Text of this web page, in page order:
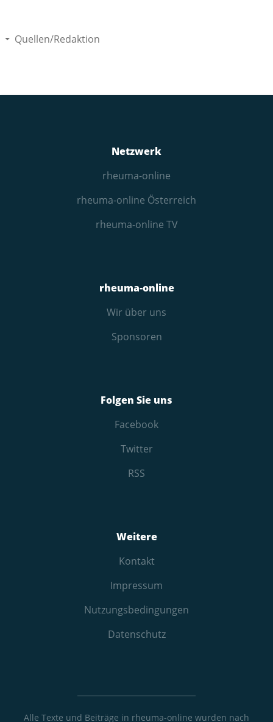
Quellen/Redaktion
Netzwerk
rheuma-online
rheuma-online Österreich
rheuma-online TV
rheuma-online
Wir über uns
Sponsoren
Folgen Sie uns
Facebook
Twitter
RSS
Weitere
Kontakt
Impressum
Nutzungs­bedingungen
Datenschutz
Alle Texte und Beiträge in rheuma-online wurden nach